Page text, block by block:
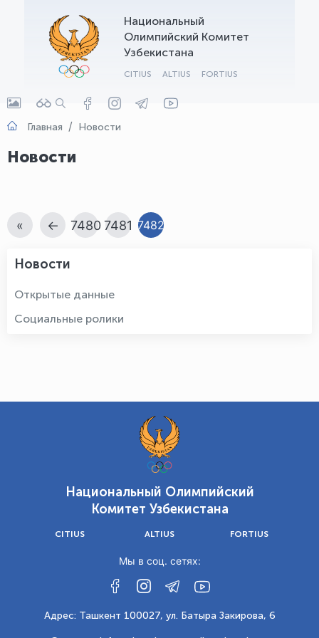
Национальный
Олимпийский Комитет
Узбекистана
CITIUS ALTIUS FORTIUS
Главная Новости
Новости
« ← 7480 7481 7482
Новости
Открытые данные
Социальные ролики
Национальный Олимпийский
Комитет Узбекистана
CITIUS ALTIUS FORTIUS
Мы в соц. сетях:
Адрес: Ташкент 100027, ул. Батыра Закирова, 6
OLYMPCHIK AI - yordamchi
Онлайн · olympic.uz